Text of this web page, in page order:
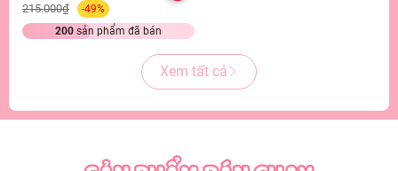
215.000₫
-49%
200 sản phẩm đã bán
Xem tất cả